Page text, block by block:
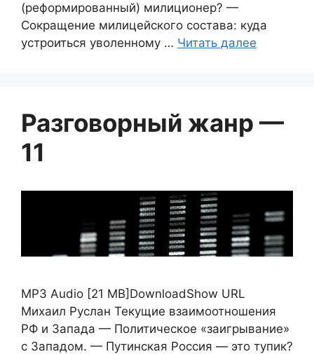
(реформированный) милиционер? —
Сокращение милицейского состава: куда
устроиться уволенному … Читать далее
Разговорный жанр —
11
MP3 Audio [21 MB]DownloadShow URL
Михаил Руслан Текущие взаимоотношения
РФ и Запада — Политическое «заигрывание»
с Западом. — Путинская Россия — это тупик?